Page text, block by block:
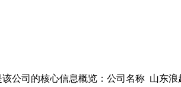
公司的核心信息概览：公司名称 山东